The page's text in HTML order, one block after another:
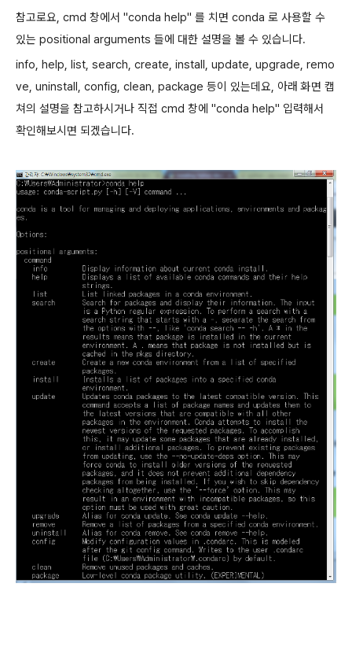
참고로요, cmd 창에서 "conda help" 를 치면 conda 로 사용할 수
있는 positional arguments 들에 대한 설명을 볼 수 있습니다.
info, help, list, search, create, install, update, upgrade, remo
ve, uninstall, config, clean, package 등이 있는데요, 아래 화면 캡
쳐의 설명을 참고하시거나 직접 cmd 창에 "conda help" 입력해서
확인해보시면 되겠습니다.